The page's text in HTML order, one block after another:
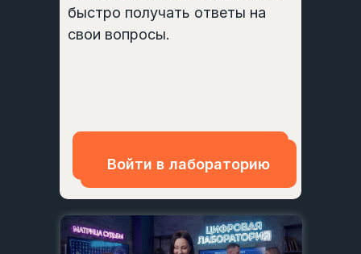
быстро получать ответы на
свои вопросы.
Войти в лабораторию
Войти в лабораторию